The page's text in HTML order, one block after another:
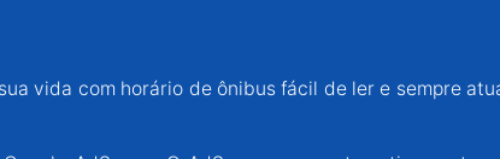
vida com horário de ônibus fácil de ler e sempre